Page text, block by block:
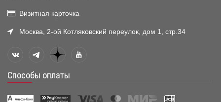
Визитная карточка
Москва, 2-ой Котляковский переулок, дом 1, стр.34
Способы оплаты